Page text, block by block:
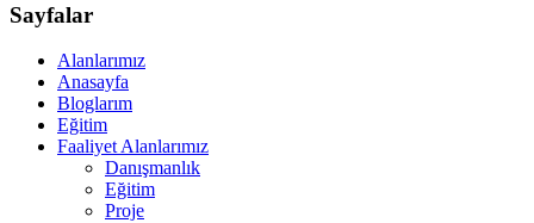
Sayfalar
Alanlarımız
Anasayfa
Bloglarım
Eğitim
Faaliyet Alanlarımız
Danışmanlık
Eğitim
Proje